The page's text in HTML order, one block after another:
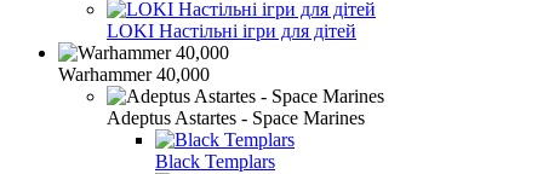
LOKI Настільні ігри для дітей
Warhammer 40,000
Adeptus Astartes - Space Marines
Black Templars